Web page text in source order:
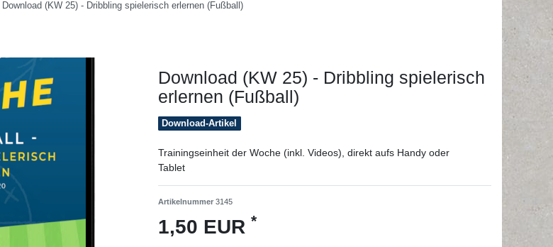
Download (KW 25) - Dribbling spielerisch erlernen (Fußball)
Download (KW 25) - Dribbling spielerisch
erlernen (Fußball)
Download-Artikel
Trainingseinheit der Woche (inkl. Videos), direkt aufs Handy oder
Tablet
Artikelnummer 3145
1,50 EUR *